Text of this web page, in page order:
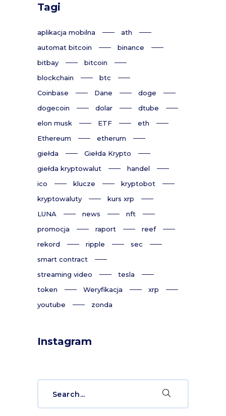
Tagi
aplikacja mobilna
ath
automat bitcoin
binance
bitbay
bitcoin
blockchain
btc
Coinbase
Dane
doge
dogecoin
dolar
dtube
elon musk
ETF
eth
Ethereum
etherum
giełda
Giełda Krypto
giełda kryptowalut
handel
ico
klucze
kryptobot
kryptowaluty
kurs xrp
LUNA
news
nft
promocja
raport
reef
rekord
ripple
sec
smart contract
streaming video
tesla
token
Weryfikacja
xrp
youtube
zonda
Instagram